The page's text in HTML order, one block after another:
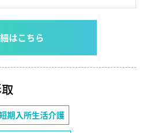
はこちら
期入所生活介護